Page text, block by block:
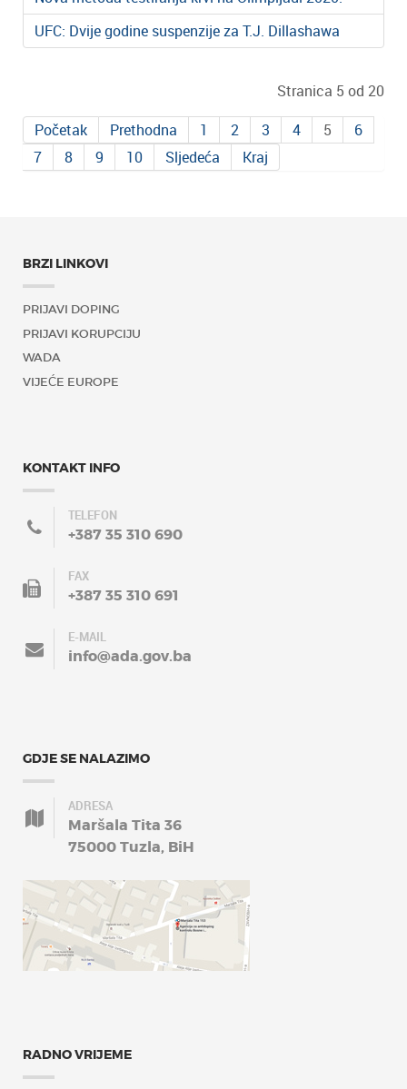
UFC: Dvije godine suspenzije za T.J. Dillashawa
Stranica 5 od 20
Početak
Prethodna 1 2 3 4 5
6
7
8 9 10 Sljedeća Kraj
BRZI LINKOVI
PRIJAVI DOPING
PRIJAVI KORUPCIJU
WADA
VIJEĆE EUROPE
KONTAKT INFO
TELEFON
+387 35 310 690
FAX
+387 35 310 691
E-MAIL
info@ada.gov.ba
GDJE SE NALAZIMO
ADRESA
Maršala Tita 36
75000 Tuzla, BiH
RADNO VRIJEME